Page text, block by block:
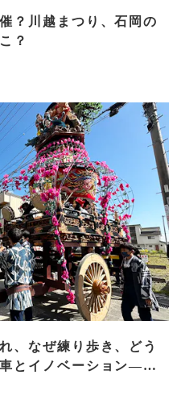
？川越まつり、石岡の
？
、なぜ練り歩き、どう
とイノベーション―＜